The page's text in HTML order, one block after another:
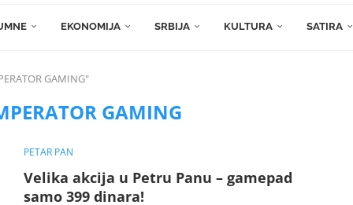
EKONOMIJA SRBIJA KULTURA SATIRA
GAMING"
GAMING
PETAR PAN
Velika akcija u Petru Panu – gamepad
samo 399 dinara!